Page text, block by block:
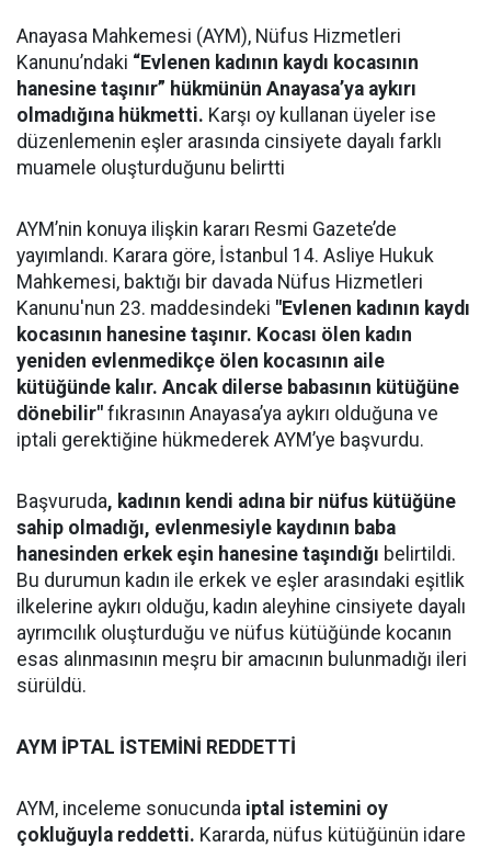
Anayasa Mahkemesi (AYM), Nüfus Hizmetleri
Kanunu’ndaki “Evlenen kadının kaydı kocasının
hanesine taşınır” hükmünün Anayasa’ya aykırı
olmadığına hükmetti. Karşı oy kullanan üyeler ise
düzenlemenin eşler arasında cinsiyete dayalı farklı
muamele oluşturduğunu belirtti
AYM’nin konuya ilişkin kararı Resmi Gazete’de
yayımlandı. Karara göre, İstanbul 14. Asliye Hukuk
Mahkemesi, baktığı bir davada Nüfus Hizmetleri
Kanunu'nun 23. maddesindeki "Evlenen kadının kaydı
kocasının hanesine taşınır. Kocası ölen kadın
yeniden evlenmedikçe ölen kocasının aile
kütüğünde kalır. Ancak dilerse babasının kütüğüne
dönebilir" fıkrasının Anayasa’ya aykırı olduğuna ve
iptali gerektiğine hükmederek AYM’ye başvurdu.
Başvuruda, kadının kendi adına bir nüfus kütüğüne
sahip olmadığı, evlenmesiyle kaydının baba
hanesinden erkek eşin hanesine taşındığı belirtildi.
Bu durumun kadın ile erkek ve eşler arasındaki eşitlik
ilkelerine aykırı olduğu, kadın aleyhine cinsiyete dayalı
ayrımcılık oluşturduğu ve nüfus kütüğünde kocanın
esas alınmasının meşru bir amacının bulunmadığı ileri
sürüldü.
AYM İPTAL İSTEMİNİ REDDETTİ
AYM, inceleme sonucunda iptal istemini oy
çokluğuyla reddetti. Kararda, nüfus kütüğünün idare